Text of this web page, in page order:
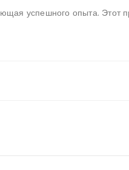
успешного опыта. Этот